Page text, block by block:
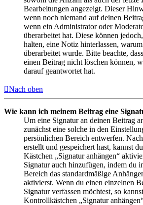
Bearbeitungen angezeigt. Dieser
wenn noch niemand auf deinen
wenn ein Administrator oder
überarbeitet hat. Diese können
halten, eine Notiz hinterlassen,
überarbeitet wurde. Bitte beachte,
einen Beitrag nicht löschen können,
darauf geantwortet hat.
Nach oben
Wie kann ich meinem Beitrag eine
Um eine Signatur an deinen Beitrag
zunächst eine solche in den
persönlichen Bereich entwerfen.
erstellt und gespeichert hast, kannst
Kästchen „Signatur anhängen“
Signatur auch hinzufügen, indem du
Bereich das standardmäßige
aktivierst. Wenn du einen einzelnen
Signatur verfassen möchtest, so
Kontrollkästchen „Signatur